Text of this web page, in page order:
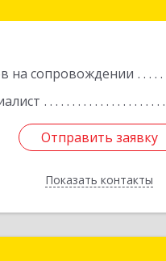
на сопровождении
Отправить заявку
Показать контакты
Отправить заявку
Назад